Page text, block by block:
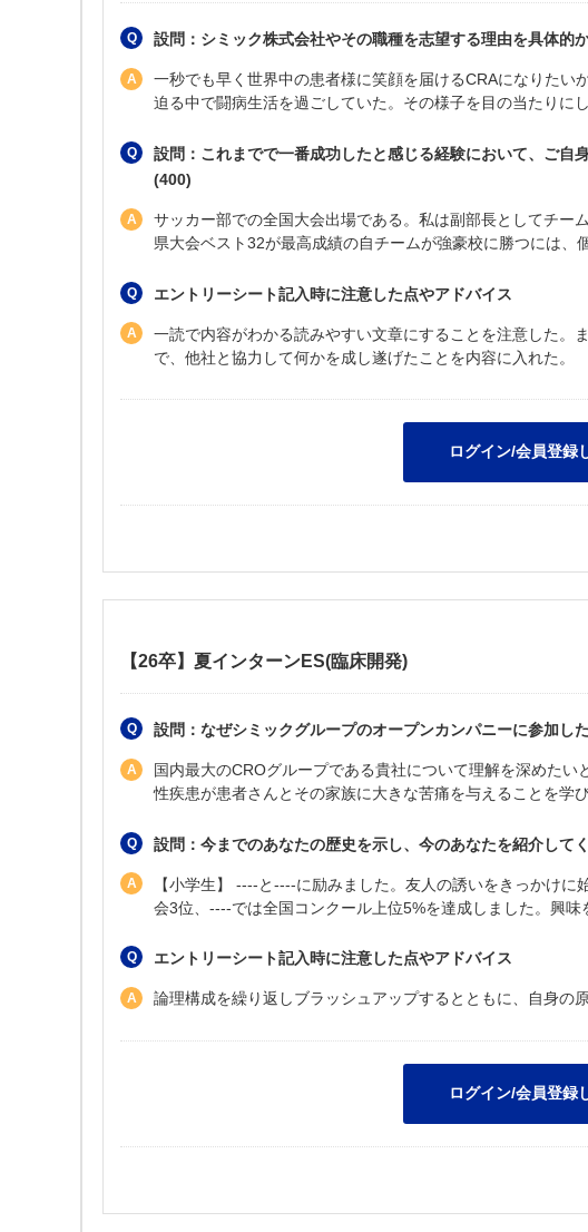
設問：シミック株式会社やその職種を志望する理由を具体的
一秒でも早く世界中の患者様に笑顔を届けるCRAになりた
迫る中で闘病生活を過ごしていた。その様子を目の当たりに
設問：これまでで一番成功したと感じる経験において、ご自
(400)
サッカー部での全国大会出場である。私は副部長としてチー
県大会ベスト32が最高成績の自チームが強豪校に勝つには、
エントリーシート記入時に注意した点やアドバイス
一読で内容がわかる読みやすい文章にすることを注意した。
で、他社と協力して何かを成し遂げたことを内容に入れた。
【26卒】夏インターンES(臨床開発)
設問：なぜシミックグループのオープンカンパニーに参加し
国内最大のCROグループである貴社について理解を深めた
性疾患が患者さんとその家族に大きな苦痛を与えることを学
設問：今までのあなたの歴史を示し、今のあなたを紹介して
【小学生】 ----と----に励みました。友人の誘いをきっかけ
会3位、----では全国コンクール上位5%を達成しました。興味
エントリーシート記入時に注意した点やアドバイス
論理構成を繰り返しブラッシュアップするとともに、自身の